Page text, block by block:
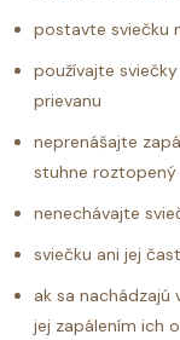
postavte sviečku
používajte
prievanu
neprenášajte
stuhne roztopený
nenechávajte
sviečku ani jej
ak sa nachádzajú
jej zapálením ich